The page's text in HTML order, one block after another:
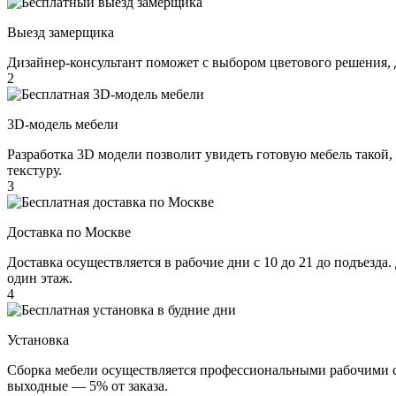
Выезд замерщика
Дизайнер-консультант поможет с выбором цветового
2
3D-модель мебели
Разработка 3D модели позволит увидеть готовую мебель
текстуру.
3
Доставка по Москве
Доставка осуществляется в рабочие дни с 10 до 21 до
один этаж.
4
Установка
Сборка мебели осуществляется профессиональными
выходные — 5% от заказа.